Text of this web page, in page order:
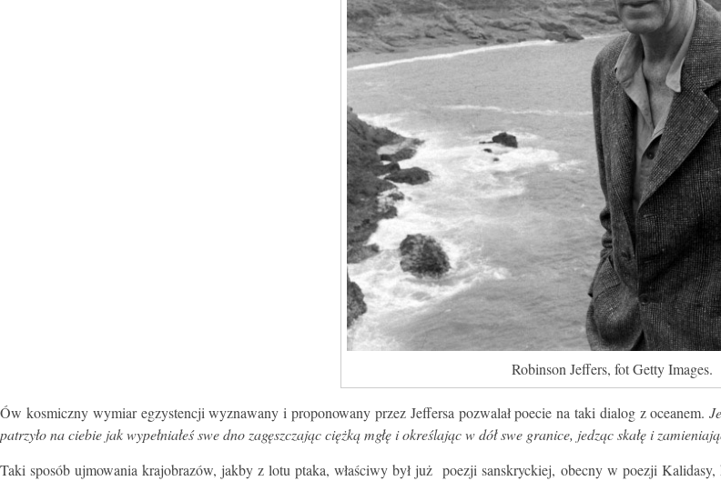
Robinson Jeffers, fot Getty Images.
Ów kosmiczny wymiar egzystencji wyznawany i proponowany przez Jeffersa pozwalał poecie na taki dialog z oceanem.
patrzyło na ciebie jak wypełniałeś swe dno zagęszczając ciężką mgłę i określając w dół swe granice, jedząc skałę i
Taki sposób ujmowania krajobrazów, jakby z lotu ptaka, właściwy był już poezji sanskryckiej, obecny w poezji